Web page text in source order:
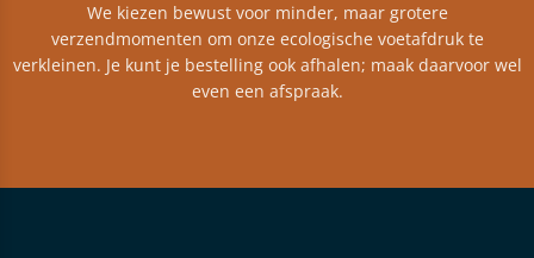
We kiezen bewust voor minder, maar grotere
verzendmomenten om onze ecologische voetafdruk te
verkleinen. Je kunt je bestelling ook afhalen; maak daarvoor wel
even een afspraak.